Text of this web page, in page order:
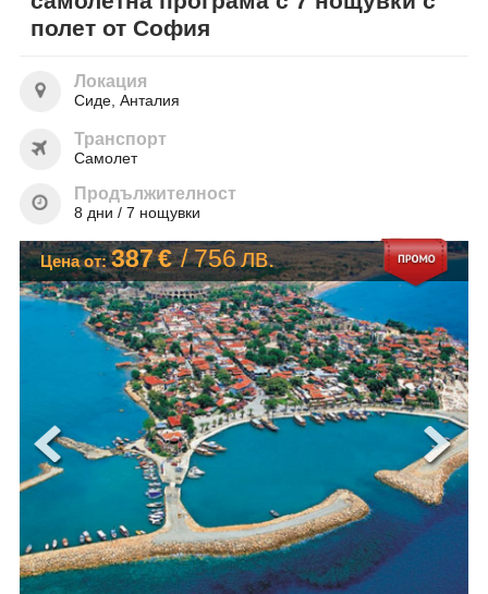
ЗА НАС
0700 144 34 Запитване
ПОСЛЕДВАЙТЕ НИ
полет от София
Локация
Сиде, Анталия
Транспорт
Самолет
Продължителност
8 дни / 7 нощувки
Цена от:387€ / 756лв.